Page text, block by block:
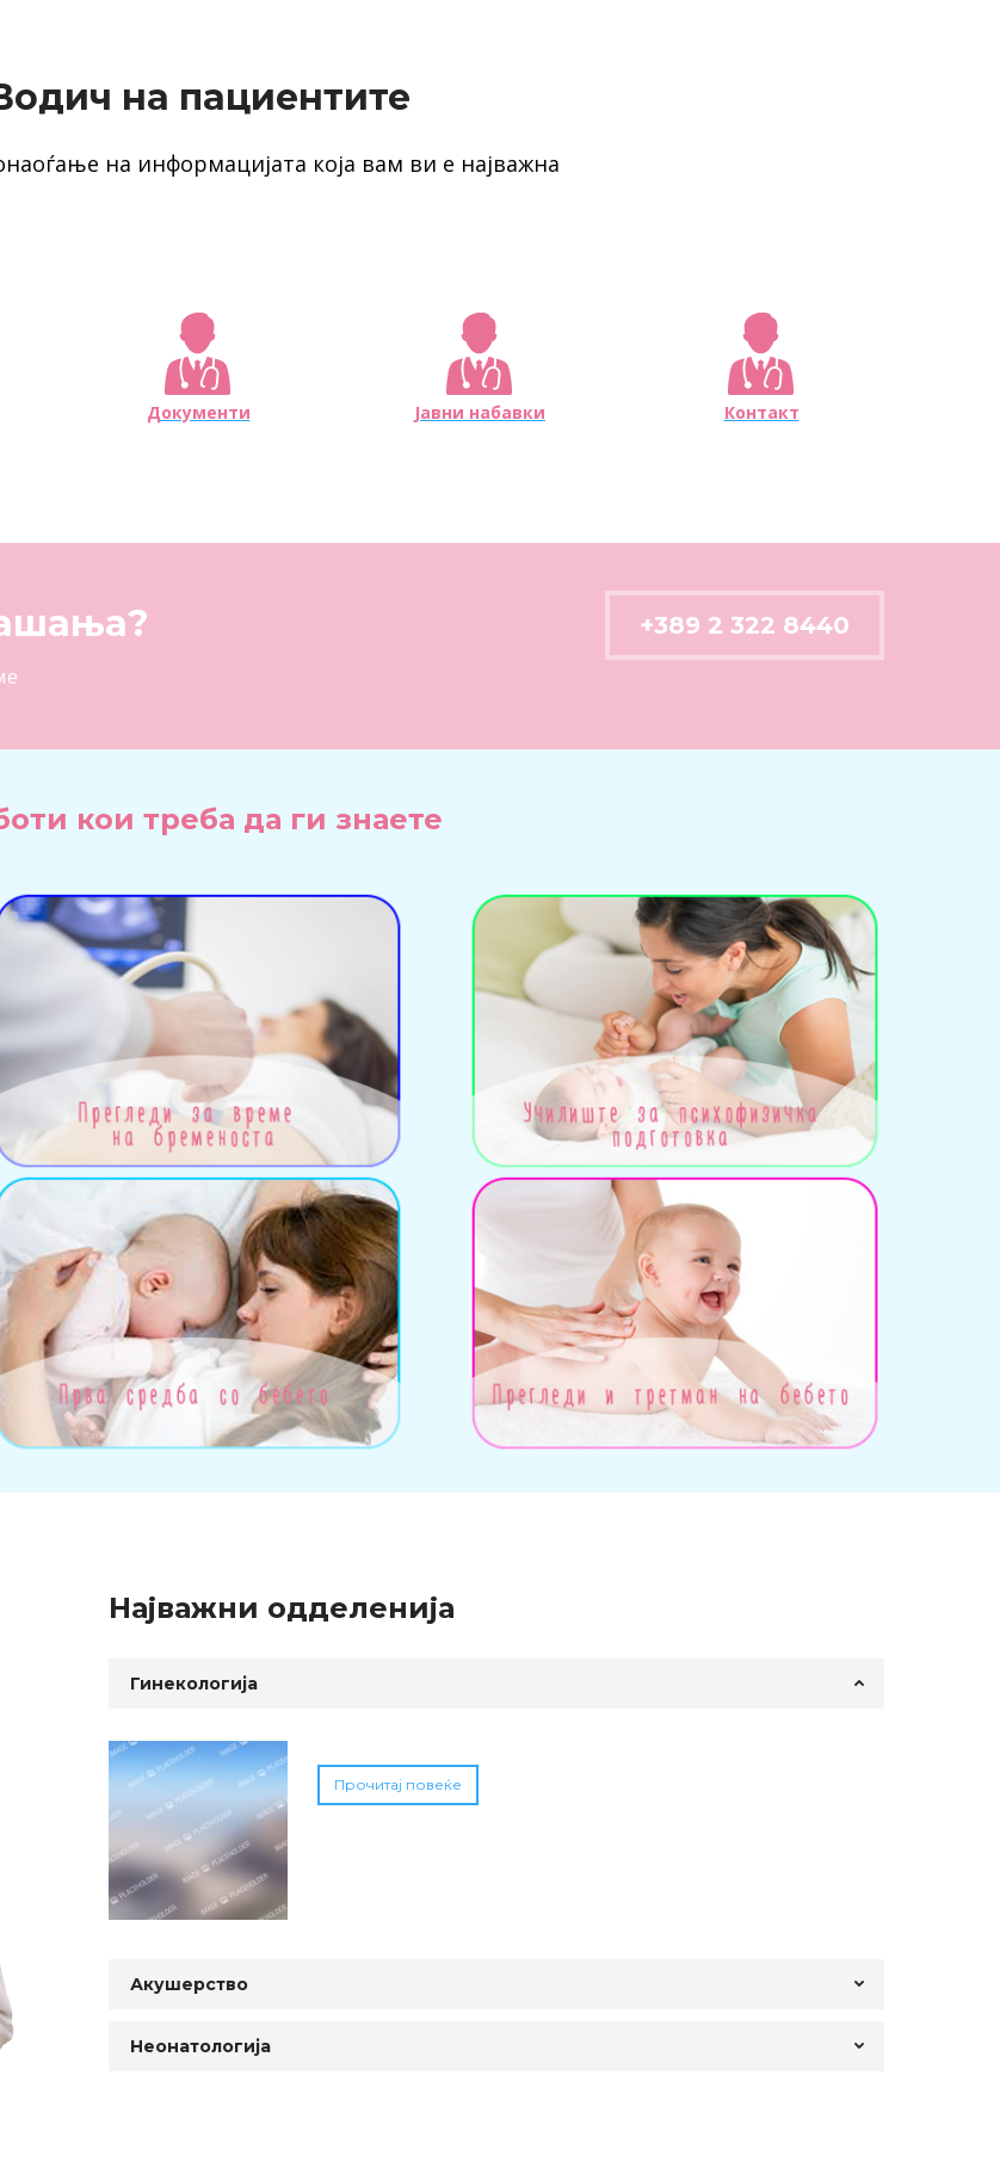
на пациентите
на информацијата која вам ви е најважна
Документи Јавни набавки Контакт
+389 2 322 8440
кои треба да ги знаете
Најважни одделенија
Гинекологија
Прочитај повеќе
Акушерство
Неонатологија